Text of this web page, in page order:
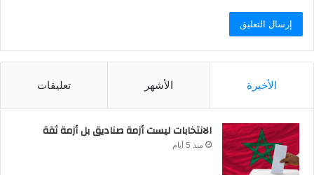
الأخيرة الأشهر تعليقات
الانتخابات ليست أزمة صناديق بل أزمة ثقة
منذ 5 أيام